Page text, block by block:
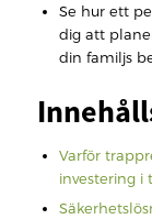
Se hur ett
dig att
din familjs
Varför
investering i